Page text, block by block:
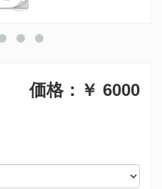
価格：￥ 6000